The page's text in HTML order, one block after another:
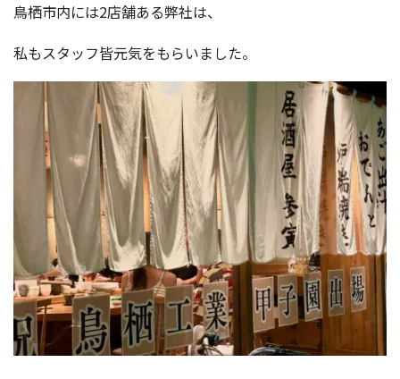
鳥栖市内には2店舗ある弊社は、
私もスタッフ皆元気をもらいました。